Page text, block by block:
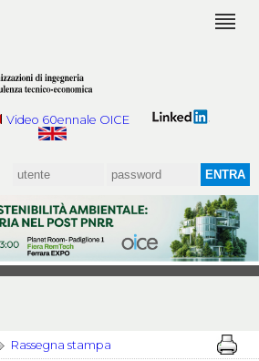
Video 60ennale OICE
Rassegna stampa